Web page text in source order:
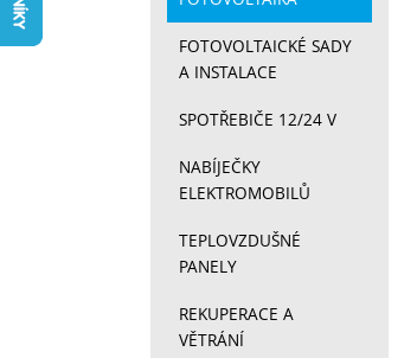
FOTOVOLTAICKÉ SADY
A INSTALACE
SPOTŘEBIČE 12/24 V
NABÍJEČKY
ELEKTROMOBILŮ
TEPLOVZDUŠNÉ
PANELY
REKUPERACE A
VĚTRÁNÍ